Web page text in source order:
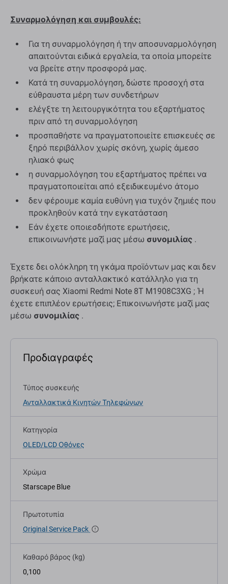
Συναρμολόγηση και συμβουλές:
Για τη συναρμολόγηση ή την αποσυναρμολόγηση
απαιτούνται ειδικά εργαλεία, τα οποία μπορείτε
να βρείτε στην προσφορά μας.
Κατά τη συναρμολόγηση, δώστε προσοχή στα
εύθραυστα μέρη των συνδετήρων
ελέγξτε τη λειτουργικότητα του εξαρτήματος
πριν από τη συναρμολόγηση
προσπαθήστε να πραγματοποιείτε επισκευές σε
ξηρό περιβάλλον χωρίς σκόνη, χωρίς άμεσο
ηλιακό φως
η συναρμολόγηση του εξαρτήματος πρέπει να
πραγματοποιείται από εξειδικευμένο άτομο
δεν φέρουμε καμία ευθύνη για τυχόν ζημιές που
προκληθούν κατά την εγκατάσταση
Εάν έχετε οποιεσδήποτε ερωτήσεις,
επικοινωνήστε μαζί μας μέσω συνομιλίας .
Έχετε δει ολόκληρη τη γκάμα προϊόντων μας και δεν
βρήκατε κάποιο ανταλλακτικό κατάλληλο για τη
συσκευή σας Xiaomi Redmi Note 8T M1908C3XG ; Ή
έχετε επιπλέον ερωτήσεις; Επικοινωνήστε μαζί μας
μέσω συνομιλίας .
Προδιαγραφές
Τύπος συσκευής
Ανταλλακτικά Κινητών Τηλεφώνων
Κατηγορία
OLED/LCD Οθόνες
Χρώμα
Starscape Blue
Πρωτοτυπία
Original Service Pack
Καθαρό βάρος (kg)
0,100